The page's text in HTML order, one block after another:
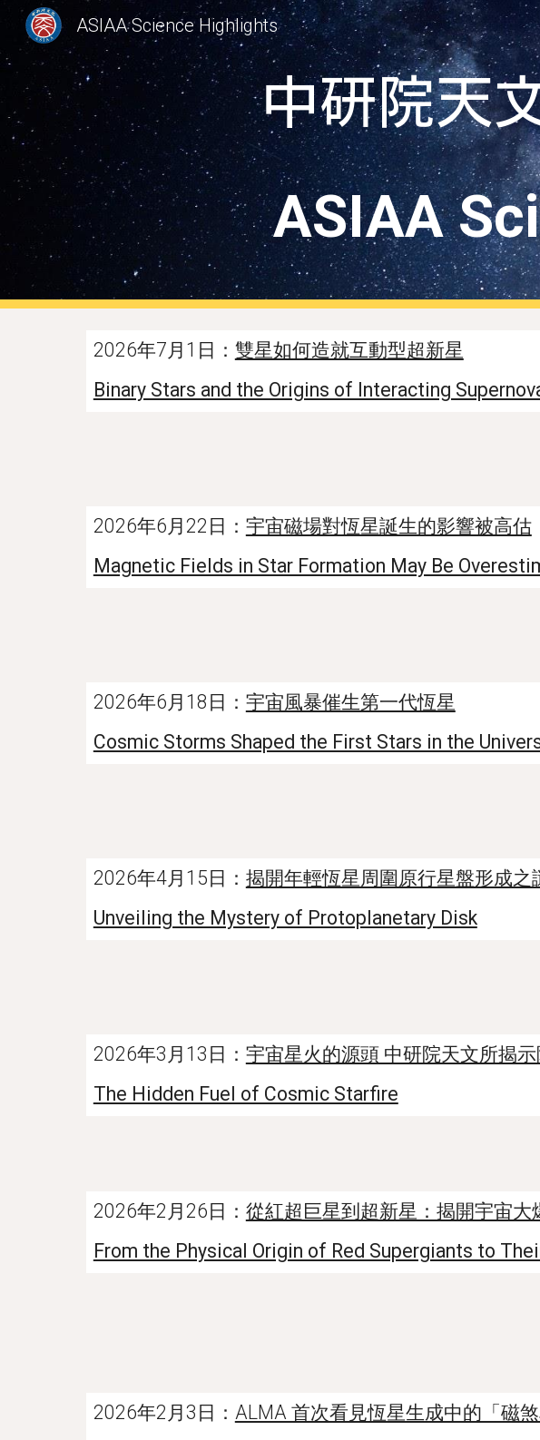
Skip to main content
ASIAA Science Highlights
中研院天
ASIAA
2026年7月1 日： 雙星如何造就互動型超新星
Binary Stars and the Origins of Interacting
2026年6月22日： 宇宙磁場對恆星誕生的影響被高估
Magnetic Fields in Star Formation May Be
2026年6月18日： 宇宙風暴催生第一代恆星
Cosmic Storms Shaped the First Stars in the
2026年4月15日： 揭開年輕恆星周圍原行星盤形成之
Unveiling the Mystery of Protoplanetary Disk
2026年3月13日： 宇宙星火的源頭 中研院天文所揭示
The Hidden Fuel of Cosmic Starfire
2026年2月26日： 從紅超巨星到超新星：揭開宇宙大
From the Physical Origin of Red Supergiants to
2026年2月3日： ALMA 首次看見恆星生成中的「磁